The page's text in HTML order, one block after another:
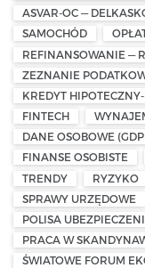
ASVAR-OC —
SAMOCHÓD
REFINANSOWANIE —
ZEZNANIE
KREDYT
FINTECH
DANE OSOBOWE
FINANSE OSOBISTE
TRENDY
RYZYKO
SPRAWY URZĘDOWE
POLISA
PRACA W
ŚWIATOWE FORUM